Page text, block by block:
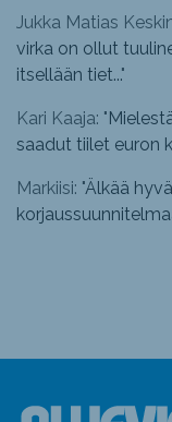
Jukka Matias
virka on ollut
itsellään tiet..."
Kari Kaaja: "
saadut tiilet euron
Markiisi: "Älkää